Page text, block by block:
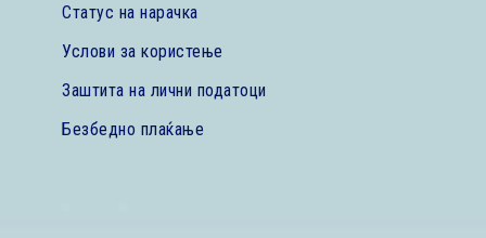
Статус на нарачка
Услови за користење
Заштита на лични податоци
Безбедно плаќање